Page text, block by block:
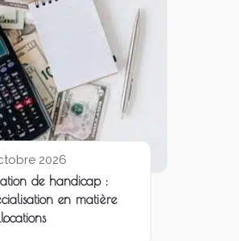
2026
de handicap :
en matière